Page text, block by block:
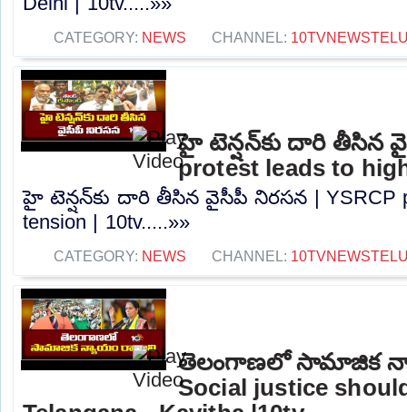
CATEGORY: NEWS CHANNEL:
హై టెన్షన్‌కు దారి తీసిన
protest leads to
హై టెన్షన్‌కు దారి తీసిన వైసీపీ నిరసన | YSRCP
tension | 10tv.....»»
CATEGORY: NEWS CHANNEL:
తెలంగాణలో సామాజిక
Social justice